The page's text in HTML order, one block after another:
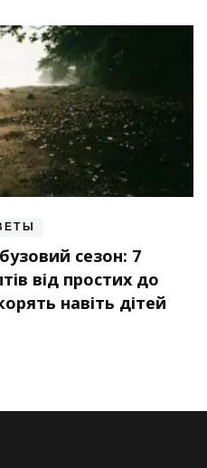
сезон: 7
від простих до
навіть дітей